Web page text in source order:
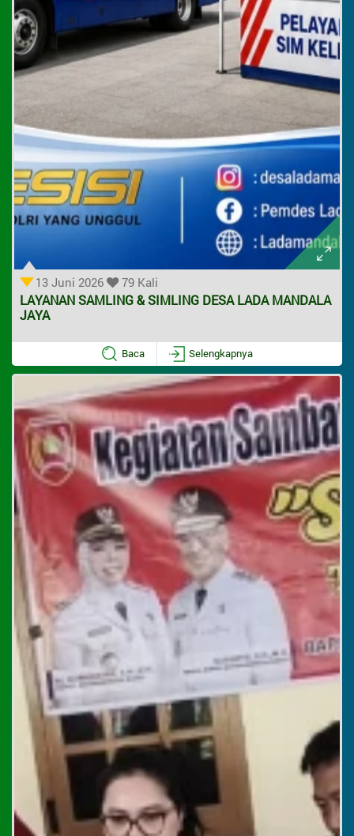
Alamat Kantor
: Jln.SLAMET RIYADI,
RT.13,RW.06 LADA
MANDALA JAYA
62858493455
ladamandalajaya@gmail.com
Titik Lokasi Kantor Desa
13 Juni 2026 79 Kali
LAYANAN SAMLING & SIMLING DESA LADA MANDALA
JAYA
Baca Selengkapnya